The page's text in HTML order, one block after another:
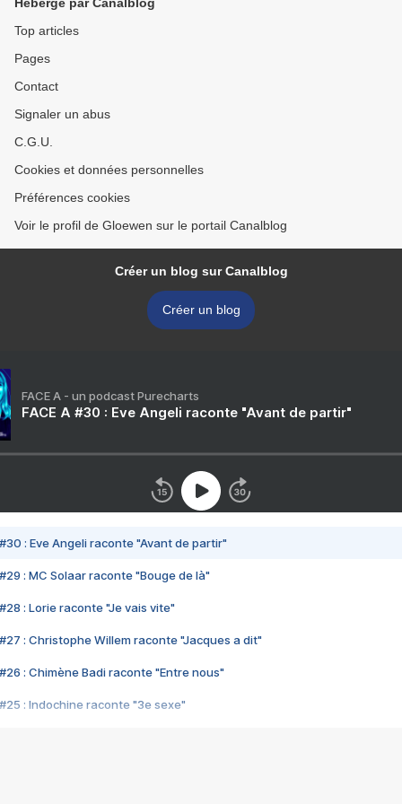
Top articles
Pages
Contact
Signaler un abus
C.G.U.
Cookies et données personnelles
Préférences cookies
Voir le profil de Gloewen sur le portail Canalblog
Créer un blog sur Canalblog
Créer un blog
FACE A - un podcast Purecharts
FACE A #30 : Eve Angeli raconte "Avant de partir"
#30 : Eve Angeli raconte "Avant de partir"
#29 : MC Solaar raconte "Bouge de là"
#28 : Lorie raconte "Je vais vite"
#27 : Christophe Willem raconte "Jacques a dit"
#26 : Chimène Badi raconte "Entre nous"
#25 : Indochine raconte "3e sexe"